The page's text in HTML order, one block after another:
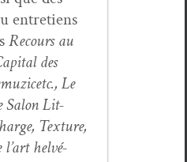
entre­tiens
Recours au
des
Le
Salon Lit­
Tex­ture,
l’art helvé­